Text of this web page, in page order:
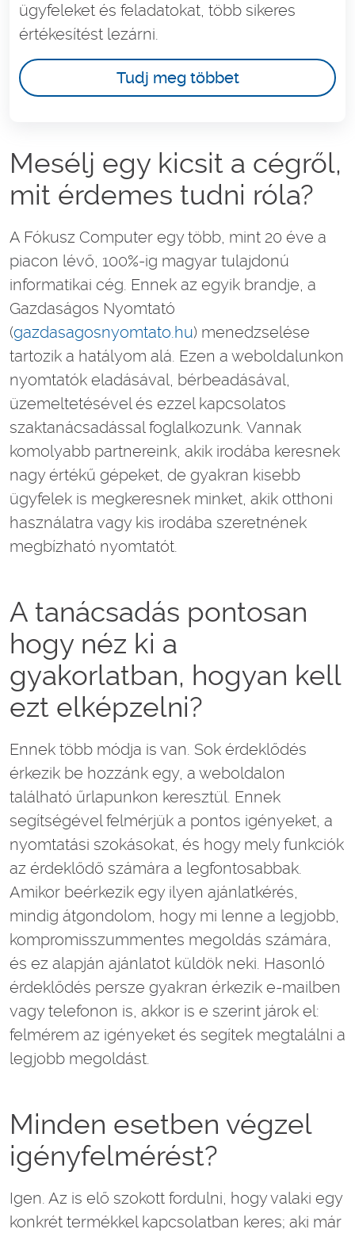
ügyfeleket és feladatokat, több sikeres
értékesítést lezárni.
Tudj meg többet
Mesélj egy kicsit a cégről,
mit érdemes tudni róla?
A Fókusz Computer egy több, mint 20 éve a
piacon lévő, 100%-ig magyar tulajdonú
informatikai cég. Ennek az egyik brandje, a
Gazdaságos Nyomtató
(gazdasagosnyomtato.hu) menedzselése
tartozik a hatályom alá. Ezen a weboldalunkon
nyomtatók eladásával, bérbeadásával,
üzemeltetésével és ezzel kapcsolatos
szaktanácsadással foglalkozunk. Vannak
komolyabb partnereink, akik irodába keresnek
nagy értékű gépeket, de gyakran kisebb
ügyfelek is megkeresnek minket, akik otthoni
használatra vagy kis irodába szeretnének
megbízható nyomtatót.
A tanácsadás pontosan
hogy néz ki a
gyakorlatban, hogyan kell
ezt elképzelni?
Ennek több módja is van. Sok érdeklődés
érkezik be hozzánk egy, a weboldalon
található űrlapunkon keresztül. Ennek
segítségével felmérjük a pontos igényeket, a
nyomtatási szokásokat, és hogy mely funkciók
az érdeklődő számára a legfontosabbak.
Amikor beérkezik egy ilyen ajánlatkérés,
mindig átgondolom, hogy mi lenne a legjobb,
kompromisszummentes megoldás számára,
és ez alapján ajánlatot küldök neki. Hasonló
érdeklődés persze gyakran érkezik e-mailben
vagy telefonon is, akkor is e szerint járok el:
felmérem az igényeket és segítek megtalálni a
legjobb megoldást.
Minden esetben végzel
igényfelmérést?
Igen. Az is elő szokott fordulni, hogy valaki egy
konkrét termékkel kapcsolatban keres; aki már